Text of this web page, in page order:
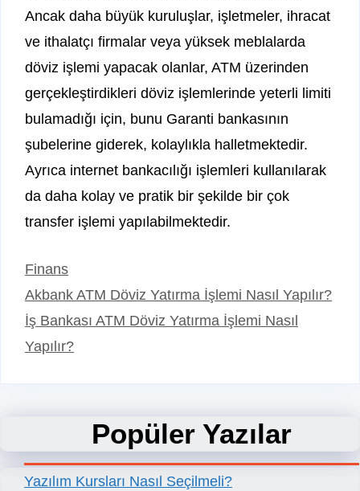
Ancak daha büyük kuruluşlar, işletmeler, ihracat
ve ithalatçı firmalar veya yüksek meblalarda
döviz işlemi yapacak olanlar, ATM üzerinden
gerçekleştirdikleri döviz işlemlerinde yeterli limiti
bulamadığı için, bunu Garanti bankasının
şubelerine giderek, kolaylıkla halletmektedir.
Ayrıca internet bankacılığı işlemleri kullanılarak
da daha kolay ve pratik bir şekilde bir çok
transfer işlemi yapılabilmektedir.
Kategoriler
Finans
Akbank ATM Döviz Yatırma İşlemi Nasıl Yapılır?
İş Bankası ATM Döviz Yatırma İşlemi Nasıl
Yapılır?
Popüler Yazılar
Yazılım Kursları Nasıl Seçilmeli?